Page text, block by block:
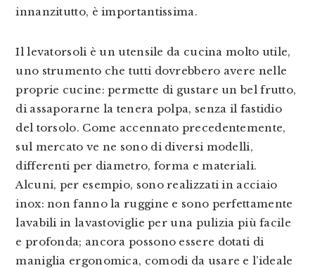
innanzitutto, è importantissima.
Il levatorsoli è un utensile da cucina molto utile,
uno strumento che tutti dovrebbero avere nelle
proprie cucine: permette di gustare un bel frutto,
di assaporarne la tenera polpa, senza il fastidio
del torsolo. Come accennato precedentemente,
sul mercato ve ne sono di diversi modelli,
differenti per diametro, forma e materiali.
Alcuni, per esempio, sono realizzati in acciaio
inox: non fanno la ruggine e sono perfettamente
lavabili in lavastoviglie per una pulizia più facile
e profonda; ancora possono essere dotati di
maniglia ergonomica, comodi da usare e l’ideale